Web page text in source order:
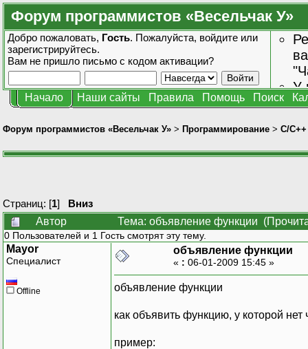
Форум программистов «Весельчак У»
Добро пожаловать, Гость. Пожалуйста, войдите или
зарегистрируйтесь.
Вам не пришло письмо с кодом активации?
У
Начало Наши сайты Правила Помощь Поиск
Форум программистов «Весельчак У» > Программирование > C/C++
Страниц: [1] Вниз
Автор
Тема: объявление функции
0 Пользователей и 1 Гость смотрят эту тему.
Mayor
Специалист
Offline
объявление функции
« : 06-01-2009 15:45 »
объявление функции
как объявить функцию, у которой
пример: